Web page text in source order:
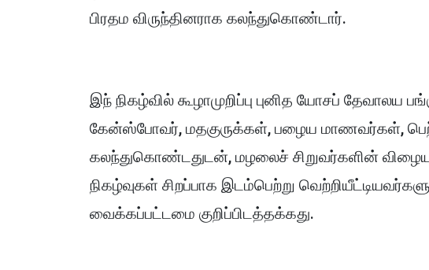
பிரதம விருந்தினராக கலந்துகொண்டார்.
இந் நிகழ்வில் கூழாமுறிப்பு புனித யோசப் தேவாலய
கேன்ஸ்போவர், மதகுருக்கள், பழைய மாணவர்கள்,
கலந்துகொண்டதுடன், மழலைச் சிறுவர்களின்
நிகழ்வுகள் சிறப்பாக இடம்பெற்று
வைக்கப்பட்டமை குறிப்பிடத்தக்கது.